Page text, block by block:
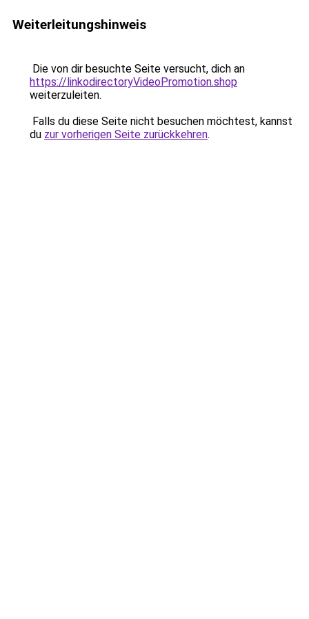
Weiterleitungshinweis
Die von dir besuchte Seite versucht, dich an
https://linkodirectoryVideoPromotion.shop
weiterzuleiten.
Falls du diese Seite nicht besuchen möchtest, kannst
du zur vorherigen Seite zurückkehren.